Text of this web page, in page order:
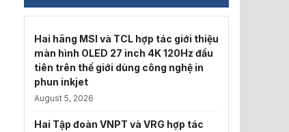
Hai hãng MSI và TCL hợp tác giới thiệu
màn hình OLED 27 inch 4K 120Hz đầu
tiên trên thế giới dùng công nghệ in
phun inkjet
August 5, 2026
Hai Tập đoàn VNPT và VRG hợp tác